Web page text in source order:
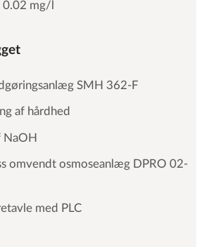
0.02 mg/l
SMH 362-F
af hårdhed
NaOH
omvendt osmoseanlæg DPRO 02-
med PLC